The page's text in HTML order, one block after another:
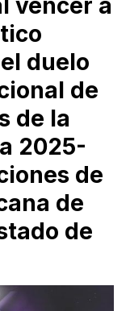
vencer a
duelo
de
de la
2025-
de
de
de